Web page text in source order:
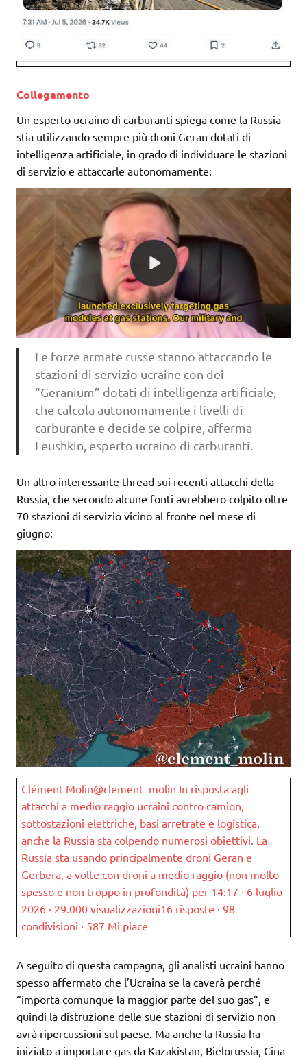
Collegamento
Un esperto ucraino di carburanti spiega come la Russia
stia utilizzando sempre più droni Geran dotati di
intelligenza artificiale, in grado di individuare le stazioni
di servizio e attaccarle autonomamente:
Le forze armate russe stanno attaccando le
stazioni di servizio ucraine con dei
“Geranium” dotati di intelligenza artificiale,
che calcola autonomamente i livelli di
carburante e decide se colpire, afferma
Leushkin, esperto ucraino di carburanti.
Un altro interessante thread sui recenti attacchi della
Russia, che secondo alcune fonti avrebbero colpito oltre
70 stazioni di servizio vicino al fronte nel mese di
giugno:
Clément Molin@clement_molin In risposta agli
attacchi a medio raggio ucraini contro camion,
sottostazioni elettriche, basi arretrate e logistica,
anche la Russia sta colpendo numerosi obiettivi. La
Russia sta usando principalmente droni Geran e
Gerbera, a volte con droni a medio raggio (non molto
spesso e non troppo in profondità) per 14:17 · 6 luglio
2026 · 29.000 visualizzazioni16 risposte · 98
condivisioni · 587 Mi piace
A seguito di questa campagna, gli analisti ucraini hanno
spesso affermato che l’Ucraina se la caverà perché
“importa comunque la maggior parte del suo gas”, e
quindi la distruzione delle sue stazioni di servizio non
avrà ripercussioni sul paese. Ma anche la Russia ha
iniziato a importare gas da Kazakistan, Bielorussia, Cina